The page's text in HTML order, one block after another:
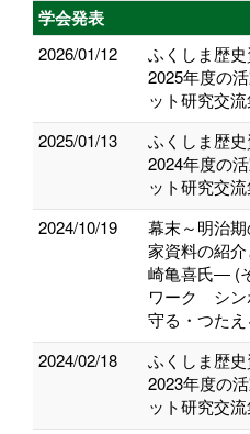
学会発表
2026/01/12
ふくしま歴
2025年度の
ット研究交
2025/01/13
ふくしま歴
2024年度の
ット研究交
2024/10/19
幕末～明治
家資料の紹
崎亀喜氏― (
ワーク シン
守る・つた
2024/02/18
ふくしま歴
2023年度の
ット研究交